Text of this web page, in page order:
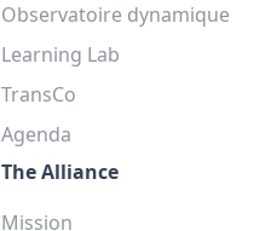
Observatoire dynamique
Learning Lab
TransCo
Agenda
The Alliance
Mission